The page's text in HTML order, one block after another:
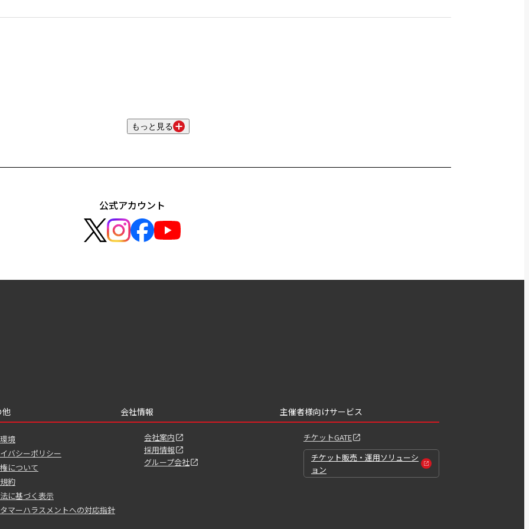
もっと見る
公式アカウント
他
境
バシーポリシー
について
約
に基づく表示
マーハラスメントへの対応指針
会社情報
会社案内
採用情報
グループ会社
主催者様向けサービス
チケットGATE
チケット販売・運用ソリューシ
ョン